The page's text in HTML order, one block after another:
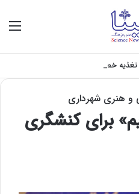
خطرناک می‌شود
و هنری شهرداری
برای کنشگری